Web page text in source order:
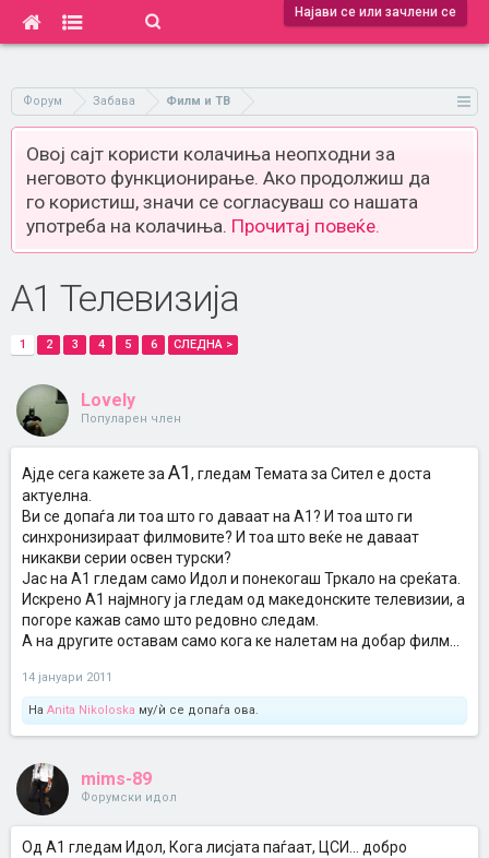
Најави се или зачлени се
Форум Забава Филм и ТВ
Овој сајт користи колачиња неопходни за
неговото функционирање. Ако продолжиш да
го користиш, значи се согласуваш со нашата
употреба на колачиња. Прочитај повеќе.
А1 Телевизија
1 2 3 4 5 6 СЛЕДНА >
Lovely
Популарен член
Ајде сега кажете за А1, гледам Темата за Сител е доста
актуелна.
Ви се допаѓа ли тоа што го даваат на А1? И тоа што ги
синхронизираат филмовите? И тоа што веќе не даваат
никакви серии освен турски?
Јас на А1 гледам само Идол и понекогаш Тркало на среќата.
Искрено А1 најмногу ја гледам од македонските телевизии, а
погоре кажав само што редовно следам.
А на другите оставам само кога ке налетам на добар филм...
14 јануари 2011
На Anita Nikoloska му/ѝ се допаѓа ова.
mims-89
Форумски идол
Од А1 гледам Идол, Кога лисјата паѓаат, ЦСИ... добро